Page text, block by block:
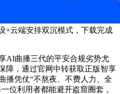
+云端安排双沉模式，下载完成
曲播三代的平安合规劣势尤
，通过官网中转获取正版智享
播凭仗“不熬夜、不费人力、全
位利用者都能避开盗窟圈套，